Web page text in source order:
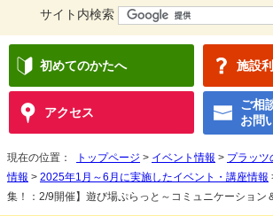
サイト内検索
初めてのかたへ 施設
アクセス
ご相
お問
現在の位置： トップページ > イベント情報 > プラッツ
情報 > 2025年1月～6月に実施したイベント・講座情報
集！：2/9開催】遊び場ぷらっと～コミュニケーション